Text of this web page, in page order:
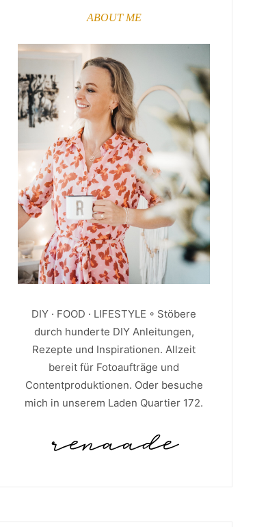
ABOUT ME
DIY · FOOD · LIFESTYLE ◦ Stöbere
durch hunderte DIY Anleitungen,
Rezepte und Inspirationen. Allzeit
bereit für Fotoaufträge und
Contentproduktionen. Oder besuche
mich in unserem Laden Quartier 172.